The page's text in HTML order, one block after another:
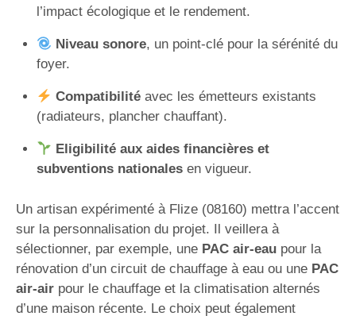
l’impact écologique et le rendement.
Niveau sonore, un point-clé pour la sérénité du
foyer.
Compatibilitéavec les émetteurs existants
(radiateurs, plancher chauffant).
Eligibilité aux aides financières et
subventions nationalesen vigueur.
Un artisan expérimenté à Flize (08160) mettra l’accent
sur la personnalisation du projet. Il veillera à
sélectionner, par exemple, une PAC air-eau pour la
rénovation d’un circuit de chauffage à eau ou une PAC
air-air pour le chauffage et la climatisation alternés
d’une maison récente. Le choix peut également